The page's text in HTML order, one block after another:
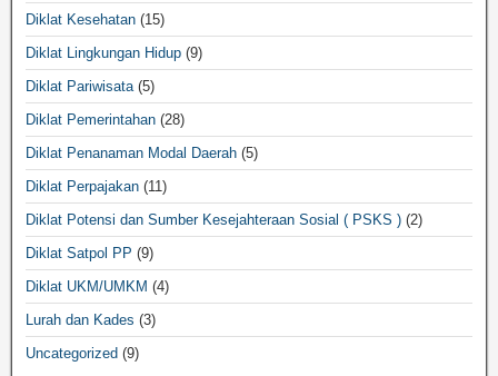
Diklat Kesehatan (15)
Diklat Lingkungan Hidup (9)
Diklat Pariwisata(5)
Diklat Pemerintahan (28)
Diklat Penanaman Modal Daerah (5)
Diklat Perpajakan (11)
Diklat Potensi dan Sumber Kesejahteraan Sosial ( PSKS ) (2)
Diklat Satpol PP (9)
Diklat UKM/UMKM (4)
Lurah dan Kades (3)
Uncategorized (9)